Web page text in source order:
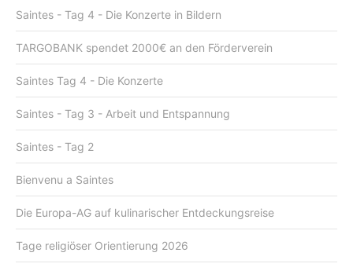
Saintes - Tag 4 - Die Konzerte in Bildern
TARGOBANK spendet 2000€ an den Förderverein
Saintes Tag 4 - Die Konzerte
Saintes - Tag 3 - Arbeit und Entspannung
Saintes - Tag 2
Bienvenu a Saintes
Die Europa-AG auf kulinarischer Entdeckungsreise
Tage religiöser Orientierung 2026